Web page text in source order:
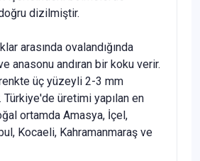
dizilmiştir.
arasında ovalandığında
anasonu andıran bir koku verir.
üç yüzeyli 2-3 mm
üretimi yapılan en
ortamda Amasya, İçel,
Kocaeli, Kahramanmaraş ve